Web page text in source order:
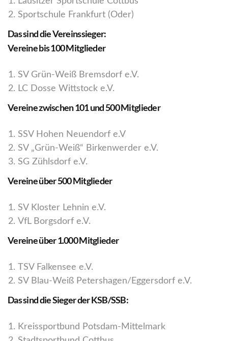
Sportschule Frankfurt (Oder)
Das sind die Vereinssieger:
Vereine bis 100 Mitglieder
SV Grün-Weiß Bremsdorf e.V.
LC Dosse Wittstock e.V.
Vereine zwischen 101 und 500 Mitglieder
SSV Hohen Neuendorf e.V
SV „Grün-Weiß“ Birkenwerder e.V.
SG Zühlsdorf e.V.
Vereine über 500 Mitglieder
SV Kloster Lehnin e.V.
VfL Borgsdorf e.V.
Vereine über 1.000 Mitglieder
TSV Falkensee e.V.
SV Blau-Weiß Petershagen/Eggersdorf e.V.
Das sind die Sieger der KSB/SSB:
Kreissportbund Potsdam-Mittelmark